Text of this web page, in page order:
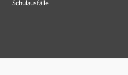
Schulausfälle